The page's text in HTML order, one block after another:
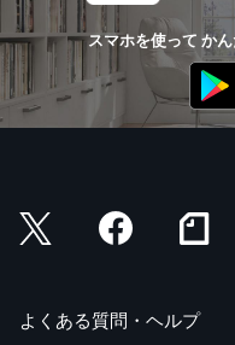
スマホを使って か
よくある質問・ヘルプ